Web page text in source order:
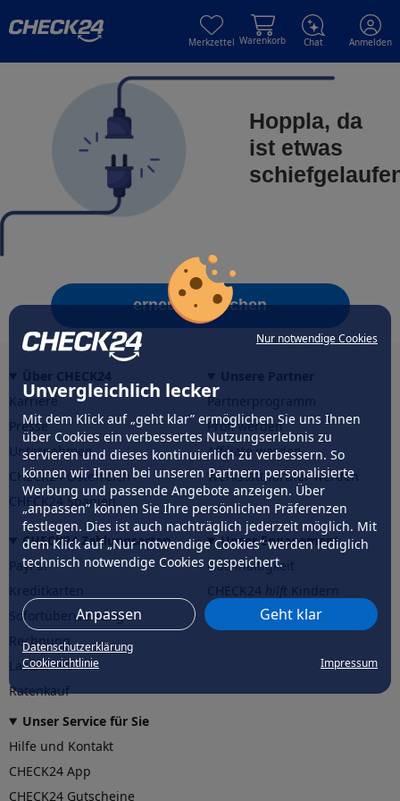
Nur notwendige Cookies
Unvergleichlich lecker
Mit dem Klick auf „geht klar” ermöglichen Sie uns Ihnen
über Cookies ein verbessertes Nutzungserlebnis zu
servieren und dieses kontinuierlich zu verbessern. So
können wir Ihnen bei unseren Partnern personalisierte
Werbung und passende Angebote anzeigen. Über
„anpassen” können Sie Ihre persönlichen Präferenzen
festlegen. Dies ist auch nachträglich jederzeit möglich. Mit
dem Klick auf „Nur notwendige Cookies” werden lediglich
technisch notwendige Cookies gespeichert.
Anpassen Geht klar
Datenschutzerklärung
Cookierichtlinie
Impressum
Merkzettel Warenkorb Chat Anmelden
Hoppla, da
ist etwas
erneut versuchen
Karriere
Presse
Unternehmen
CHECK24 Österreich
CHECK24 Spanien
Partnerprogramm
Profi werden
Affiliate werden
Werkstattpartner werden
CHECK24 Zahlungsarten
PayPal
Sofortüberweisung
Rechnung
Lastschrift
Ratenkauf
Unser Engagement
Nachhaltigkeit
CHECK24hilftder Natur
Unser Service für Sie
Hilfe und Kontakt
CHECK24 App
CHECK24 Gutscheine